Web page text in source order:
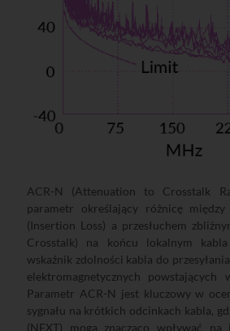
ACR-N (Attenuation to Crosstalk
parametr określający różnicę między
(Insertion Loss) a przesłuchem
Crosstalk) na końcu lokalnym
wskaźnik zdolności kabla do
elektromagnetycznych powstających
Parametr ACR-N jest kluczowy w
sygnału na krótkich odcinkach kabla,
(NEXT) mogą znacząco wpływać na